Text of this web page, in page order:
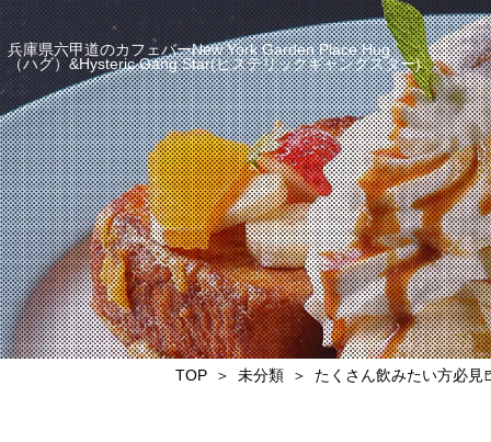
兵庫県六甲道のカフェバーNew York Garden Place Hug
（ハグ）&Hysteric Gang Star(ヒステリックギャングスター)
TOP 未分類 たくさん飲みたい方必見